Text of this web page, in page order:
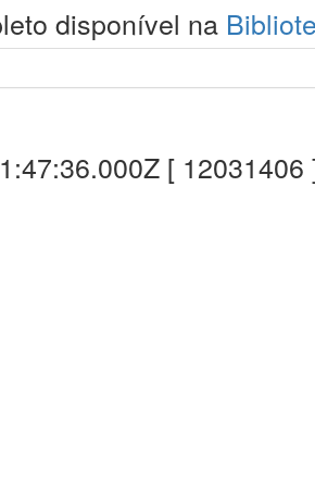
disponível na
[ 12031406